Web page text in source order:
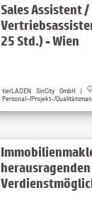
Sales Assistent /
25 Std.) - Wien
tierLADEN SinCity GmbH |
Personal-/Projekt-/
herausragenden